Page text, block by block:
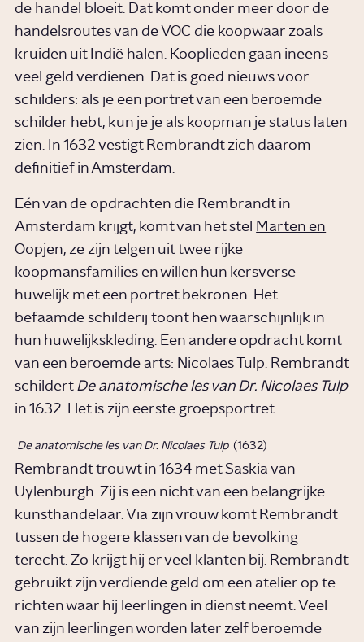
de handel bloeit. Dat komt onder meer door de
handelsroutes van de VOC die koopwaar zoals
kruiden uit Indië halen. Kooplieden gaan ineens
veel geld verdienen. Dat is goed nieuws voor
schilders: als je een portret van een beroemde
schilder hebt, kun je je als koopman je status laten
zien. In 1632 vestigt Rembrandt zich daarom
definitief in Amsterdam.
Eén van de opdrachten die Rembrandt in
Amsterdam krijgt, komt van het stel
Marten en
Oopjen, ze zijn telgen uit twee rijke
koopmansfamilies en willen hun kersverse
huwelijk met een portret bekronen. Het
befaamde schilderij toont hen waarschijnlijk in
hun huwelijkskleding. Een andere opdracht komt
van een beroemde arts: Nicolaes Tulp. Rembrandt
schildert De anatomische les van Dr. Nicolaes Tulp
in 1632. Het is zijn eerste groepsportret.
De anatomische les van Dr. Nicolaes Tulp (1632)
Rembrandt trouwt in 1634 met Saskia van
Uylenburgh. Zij is een nicht van een belangrijke
kunsthandelaar. Via zijn vrouw komt Rembrandt
tussen de hogere klassen van de bevolking
terecht. Zo krijgt hij er veel klanten bij. Rembrandt
gebruikt zijn verdiende geld om een atelier op te
richten waar hij leerlingen in dienst neemt. Veel
van zijn leerlingen worden later zelf beroemde